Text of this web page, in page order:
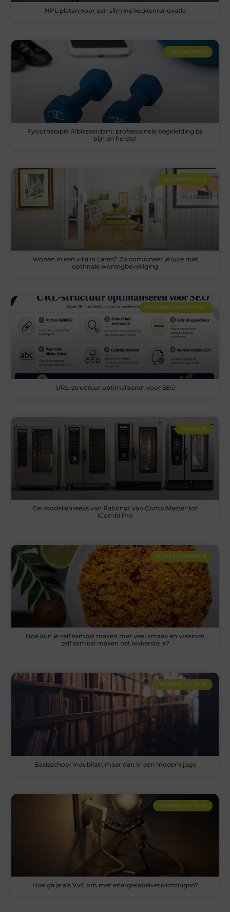
HPL platen voor een slimme keukenrenovatie
GEZONDHEID
Fysiotherapie Alblasserdam: professionele begeleiding bij
pijn en herstel
AANBIEDINGEN
Wonen in een villa in Laren? Zo combineer je luxe met
optimale woningbeveiliging
INTERNET MARKETING
URL-structuur optimaliseren voor SEO
ZAKELIJK
De modellenreeks van Rational: van CombiMaster tot
iCombi Pro
ETEN EN DRINKEN
Hoe kun je zelf sambal maken met veel smaak en waarom
zelf sambal maken het lekkerste is?
WONING EN TUIN
Basisschool meubilair, maar dan in een modern jasje
WONING EN TUIN
Hoe ga je als VvE om met energielabelverplichtingen?